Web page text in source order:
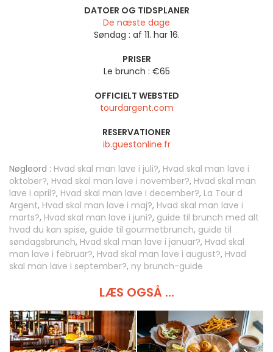
DATOER OG TIDSPLANER
De næste dage
Søndag : af 11. har 16.
PRISER
Le brunch : €65
OFFICIELT WEBSTED
tourdargent.com
RESERVATIONER
ib.guestonline.fr
Nøgleord : Hvad skal man lave i juli?, Hvad skal man lave i
oktober?, Hvad skal man lave i november?, Hvad skal man
lave i april?, Hvad skal man lave i december?, La Tour d
Argent, Hvad skal man lave i maj?, Hvad skal man lave i
marts?, Hvad skal man lave i juni?, guide til brunch med alt
hvad du kan spise, guide til gourmetbrunch, guide til
søndagsbrunch, Hvad skal man lave i januar?, Hvad skal
man lave i februar?, Hvad skal man lave i august?, Hvad
skal man lave i september?, ny brunch-guide
LÆS OGSÅ ...